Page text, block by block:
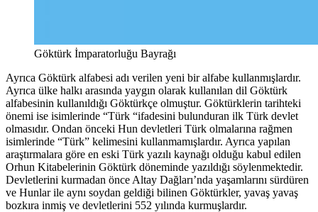
Göktürk İmparatorluğu Bayrağı
Ayrıca Göktürk alfabesi adı verilen yeni bir alfabe kullanmışlardır.
Ayrıca ülke halkı arasında yaygın olarak kullanılan dil Göktürk
alfabesinin kullanıldığı Göktürkçe olmuştur. Göktürklerin tarihteki
önemi ise isimlerinde “Türk “ifadesini bulunduran ilk Türk devlet
olmasıdır. Ondan önceki Hun devletleri Türk olmalarına rağmen
isimlerinde “Türk” kelimesini kullanmamışlardır. Ayrıca yapılan
araştırmalara göre en eski Türk yazılı kaynağı olduğu kabul edilen
Orhun Kitabelerinin Göktürk döneminde yazıldığı söylenmektedir.
Devletlerini kurmadan önce Altay Dağları’nda yaşamlarını sürdüren
ve Hunlar ile aynı soydan geldiği bilinen Göktürkler, yavaş yavaş
bozkıra inmiş ve devletlerini 552 yılında kurmuşlardır.